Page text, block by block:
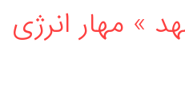
» مهار انرژی